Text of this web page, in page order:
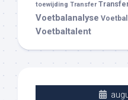
toewijding Transfer
Voetbalanalyse
Voetbaltalent